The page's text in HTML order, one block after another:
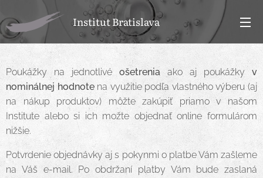
Institut Bratislava
Poukážky na jednotlivé ošetrenia ako aj poukážky v
nominálnej hodnote na využitie podľa vlastného výberu (aj
na nákup produktov) môžte zakúpiť priamo v našom
Institute alebo si ich možte objednať online formulárom
nižšie.
Potvrdenie objednávky aj s pokynmi o platbe Vám zašleme
na Váš e-mail. Po obdržaní platby Vám bude zaslaná